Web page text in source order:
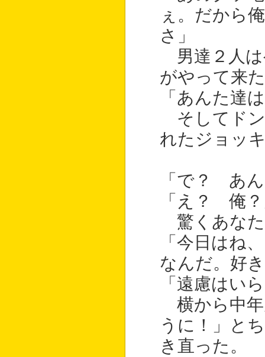
ぇ。だから
さ」
男達２人は
がやって来
「あんた達
そしてドン
れたジョッ
「で？ あ
「え？ 俺
驚くあなた
「今日はね
なんだ。好
「遠慮はい
横から中年
うに！」と
き直った。